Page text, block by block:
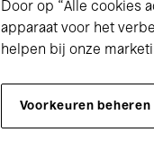
Door op “Alle cookies
apparaat voor het
helpen bij onze
Voorkeuren beheren